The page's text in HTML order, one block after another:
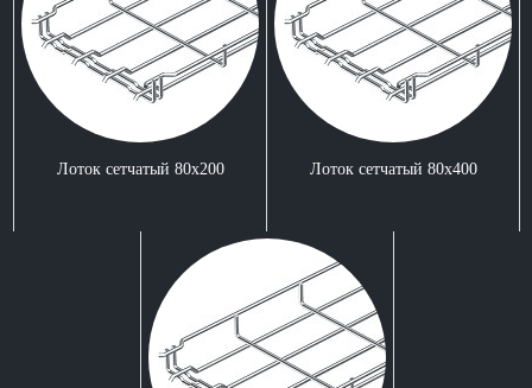
Лоток сетчатый 80x200 Лоток сетчатый 80x400